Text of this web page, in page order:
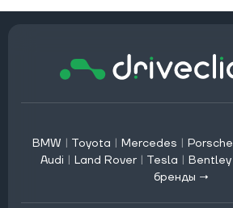
BMW | Toyota | Mercedes | Porsche
Audi | Land Rover | Tesla | Bentley
бренды →